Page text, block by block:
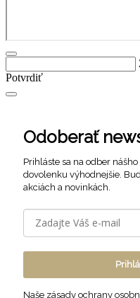
Potvrdiť
Odoberať
Prihláste sa na odber
dovolenku výhodnejšie.
akciách a novinkách.
Naše zásady ochrany